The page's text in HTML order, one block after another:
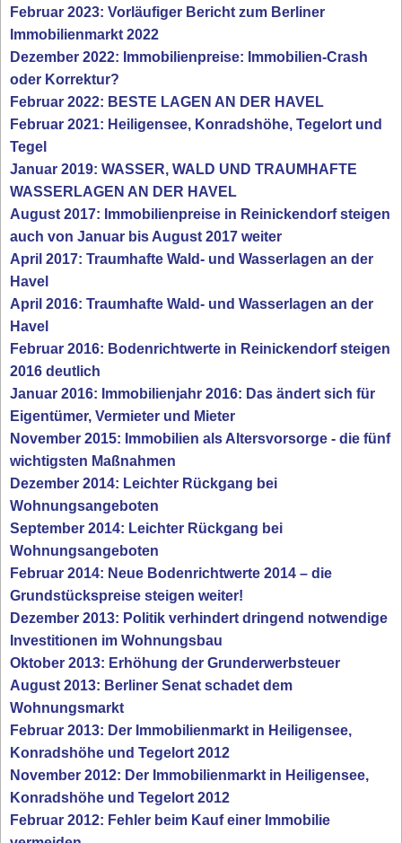
Februar 2023: Vorläufiger Bericht zum Berliner
Immobilienmarkt 2022
Dezember 2022: Immobilienpreise: Immobilien-Crash
oder Korrektur?
Februar 2022: BESTE LAGEN AN DER HAVEL
Februar 2021: Heiligensee, Konradshöhe, Tegelort und
Tegel
Januar 2019: WASSER, WALD UND TRAUMHAFTE
WASSERLAGEN AN DER HAVEL
August 2017: Immobilienpreise in Reinickendorf steigen
auch von Januar bis August 2017 weiter
April 2017: Traumhafte Wald- und Wasserlagen an der
Havel
April 2016: Traumhafte Wald- und Wasserlagen an der
Havel
Februar 2016: Bodenrichtwerte in Reinickendorf steigen
2016 deutlich
Januar 2016: Immobilienjahr 2016: Das ändert sich für
Eigentümer, Vermieter und Mieter
November 2015: Immobilien als Altersvorsorge - die fünf
wichtigsten Maßnahmen
Dezember 2014: Leichter Rückgang bei
Wohnungsangeboten
September 2014: Leichter Rückgang bei
Wohnungsangeboten
Februar 2014: Neue Bodenrichtwerte 2014 – die
Grundstückspreise steigen weiter!
Dezember 2013: Politik verhindert dringend notwendige
Investitionen im Wohnungsbau
Oktober 2013: Erhöhung der Grunderwerbsteuer
August 2013: Berliner Senat schadet dem
Wohnungsmarkt
Februar 2013: Der Immobilienmarkt in Heiligensee,
Konradshöhe und Tegelort 2012
November 2012: Der Immobilienmarkt in Heiligensee,
Konradshöhe und Tegelort 2012
Februar 2012: Fehler beim Kauf einer Immobilie